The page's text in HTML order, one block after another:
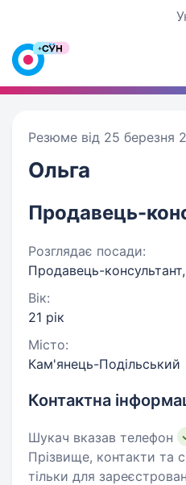
Резюме від 25 березня
Ольга
Продавець-
Розглядає посади:
Продавець-
Вік:
21 рік
Місто:
Кам'янець-Подільський
Контактна
Шукач вказав телефон
Прізвище, контакти та
тільки для